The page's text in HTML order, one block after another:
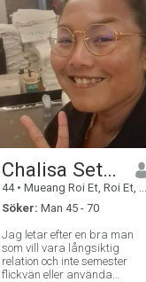
Chalisa Setthasirichai
44 • Mueang Roi Et, Roi Et, Thailand
Söker: Man 45 - 70
Jag letar efter en bra man
som vill vara långsiktig
relation och inte semester
flickvän eller använda